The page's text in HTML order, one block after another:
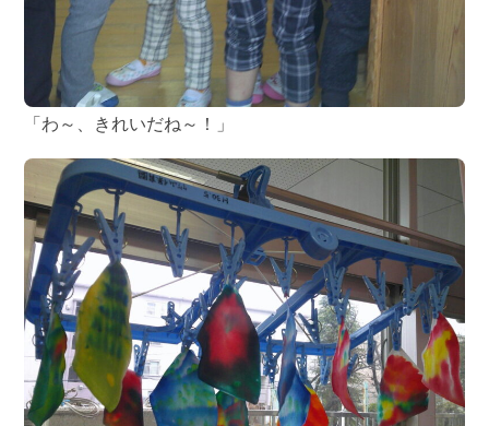
「わ～、きれいだね～！」